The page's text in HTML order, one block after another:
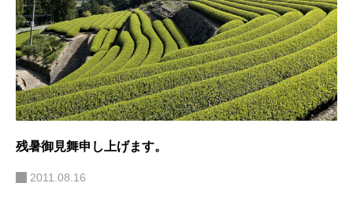
残暑御見舞申し上げます。
2011.08.16